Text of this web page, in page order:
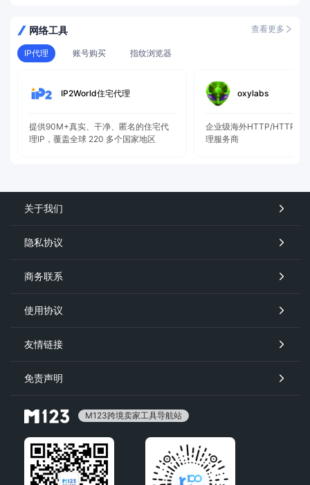
网络工具
IP代理 账号购买 指纹浏览器
查看更多
IP2World住宅代理
提供90M+真实、干净、匿名的住宅代
理IP，覆盖全球 220 多个国家地区
oxylabs
企业级海外HTTP/HTTPS/
理服务商
关于我们
隐私协议
商务联系
使用协议
友情链接
免责声明
M123跨境卖家工具导航站